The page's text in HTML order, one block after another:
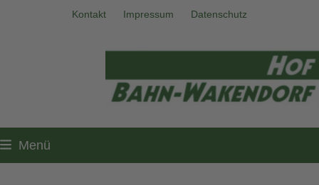
Kontakt Impressum Datenschutz
Menü